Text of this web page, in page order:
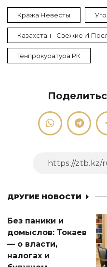
Кража Невесты
Казахстан - Свежие И
Генпрокуратура РК
ДРУГИЕ НОВОСТИ
Без паники и
домыслов: Токаев
— о власти,
налогах и